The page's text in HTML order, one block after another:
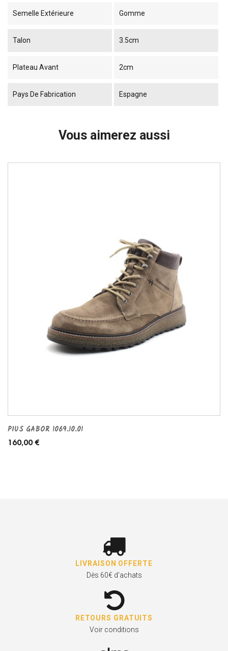
Semelle Extérieure Gomme
Talon 3.5cm
Plateau Avant 2cm
Pays De Fabrication Espagne
Vous aimerez aussi
PIUS GABOR 1069.10.01
160,00 €
LIVRAISON OFFERTE
Dès 60€ d'achats
RETOURS GRATUITS
Voir conditions